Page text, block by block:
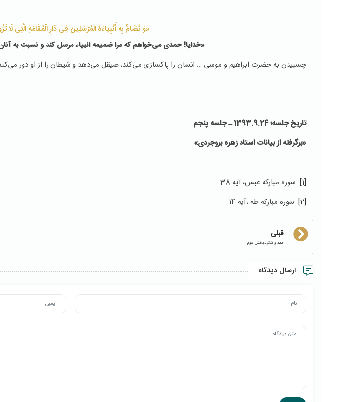
«وَ نُضَامُّ بِهِ أَنْبِیاءَهُ الْمُرْسَلِینَ فِی دَارِ الْمُقَامَةِ الَّتِی لَا
«خدایا! حمدی می‌خواهم كه مرا ضمیمه انبیاء مرسل كند و نسبت به
چسبیدن به حضرت ابراهیم و موسی … انسان را پاكسازی می‌كند، صیقل می‌دهد و شیطان را از او دور
تاریخ جلسه؛ 1393.9.24 ـ جلسه پنجم
«برگرفته از بیانات استاد زهره بروجردی»
[1]
سوره مبارکه عبس، آیه 38
[2]
سوره مباركه طه ،‌آيه 14
قبلی
حمد و شکر ـ بخش سوم
ارسال دیدگاه